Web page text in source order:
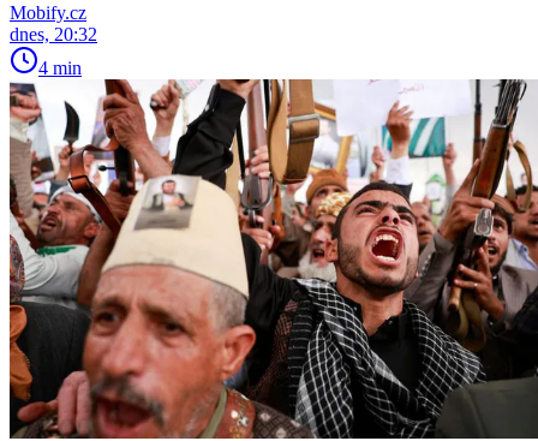
Mobify.cz
dnes, 20:32
4 min